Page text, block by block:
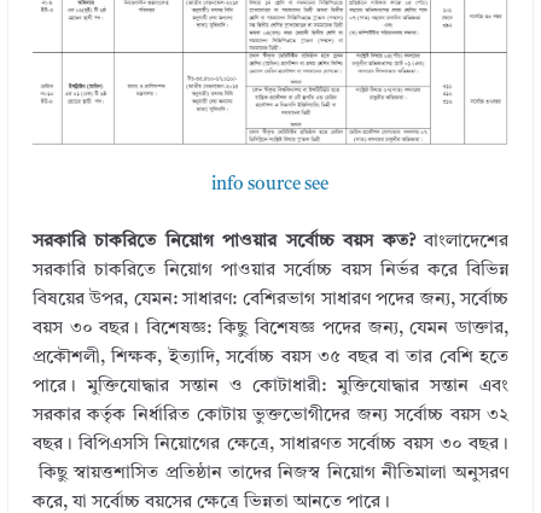
info source see
সরকারি চাকরিতে নিয়োগ পাওয়ার সর্বোচ্চ বয়স কত?বাংলাদেশের
সরকারি চাকরিতে নিয়োগ পাওয়ার সর্বোচ্চ বয়স নির্ভর করে বিভিন্ন
বিষয়ের উপর, যেমন: সাধারণ: বেশিরভাগ সাধারণ পদের জন্য, সর্বোচ্চ
বয়স ৩০ বছর। বিশেষজ্ঞ: কিছু বিশেষজ্ঞ পদের জন্য, যেমন ডাক্তার,
প্রকৌশলী, শিক্ষক, ইত্যাদি, সর্বোচ্চ বয়স ৩৫ বছর বা তার বেশি হতে
পারে। মুক্তিযোদ্ধার সন্তান ও কোটাধারী: মুক্তিযোদ্ধার সন্তান এবং
সরকার কর্তৃক নির্ধারিত কোটায় ভুক্তভোগীদের জন্য সর্বোচ্চ বয়স ৩২
বছর। বিপিএসসি নিয়োগের ক্ষেত্রে, সাধারণত সর্বোচ্চ বয়স ৩০ বছর।
কিছু স্বায়ত্তশাসিত প্রতিষ্ঠান তাদের নিজস্ব নিয়োগ নীতিমালা অনুসরণ
করে, যা সর্বোচ্চ বয়সের ক্ষেত্রে ভিন্নতা আনতে পারে।